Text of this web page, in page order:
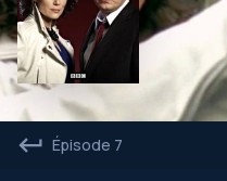
Épisode 7